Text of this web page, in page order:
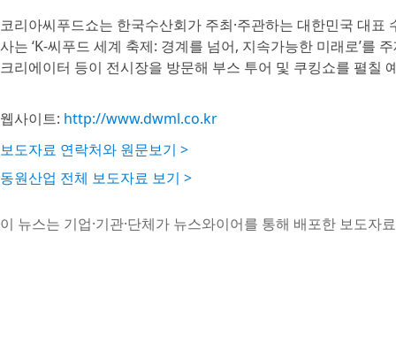
코리아씨푸드쇼는 한국수산회가 주최·주관하는 대한민국 대
사는 ‘K-씨푸드 세계 축제: 경계를 넘어, 지속가능한 미래로’를
크리에이터 등이 전시장을 방문해 부스 투어 및 쿠킹쇼를 펼칠
웹사이트: http://www.dwml.co.kr
보도자료 연락처와 원문보기 >
동원산업 전체 보도자료 보기 >
이 뉴스는 기업·기관·단체가 뉴스와이어를 통해 배포한 보도자